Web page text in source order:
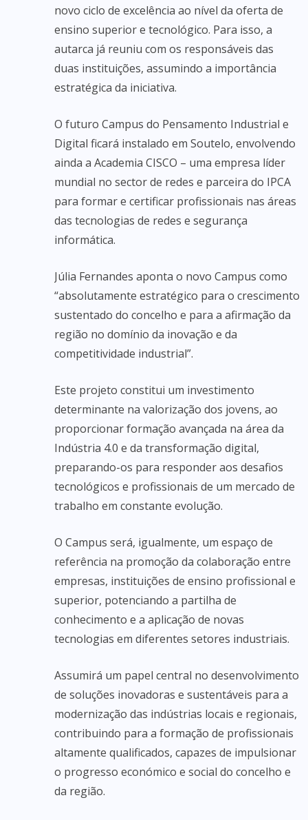
novo ciclo de excelência ao nível da oferta de
ensino superior e tecnológico. Para isso, a
autarca já reuniu com os responsáveis das
duas instituições, assumindo a importância
estratégica da iniciativa.
O futuro Campus do Pensamento Industrial e
Digital ficará instalado em Soutelo, envolvendo
ainda a Academia CISCO – uma empresa líder
mundial no sector de redes e parceira do IPCA
para formar e certificar profissionais nas áreas
das tecnologias de redes e segurança
informática.
Júlia Fernandes aponta o novo Campus como
“absolutamente estratégico para o crescimento
sustentado do concelho e para a afirmação da
região no domínio da inovação e da
competitividade industrial”.
Este projeto constitui um investimento
determinante na valorização dos jovens, ao
proporcionar formação avançada na área da
Indústria 4.0 e da transformação digital,
preparando-os para responder aos desafios
tecnológicos e profissionais de um mercado de
trabalho em constante evolução.
O Campus será, igualmente, um espaço de
referência na promoção da colaboração entre
empresas, instituições de ensino profissional e
superior, potenciando a partilha de
conhecimento e a aplicação de novas
tecnologias em diferentes setores industriais.
Assumirá um papel central no desenvolvimento
de soluções inovadoras e sustentáveis para a
modernização das indústrias locais e regionais,
contribuindo para a formação de profissionais
altamente qualificados, capazes de impulsionar
o progresso económico e social do concelho e
da região.